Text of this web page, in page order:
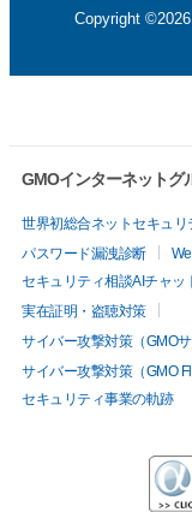
Copyright
GMOインターネットグ
世界初総合ネットセキュリ
パスワード漏洩診断
セキュリティ相談AIチャッ
実在証明・盗聴対策
サイバー攻撃対策（GMO
サイバー攻撃対策（GMO
セキュリティ事業の軌跡